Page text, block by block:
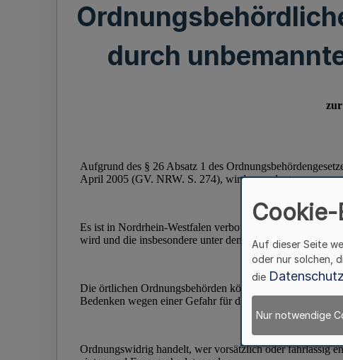
durch
Cookie-
Auf dieser Seite
oder nur solchen,
die
Nur notwendige